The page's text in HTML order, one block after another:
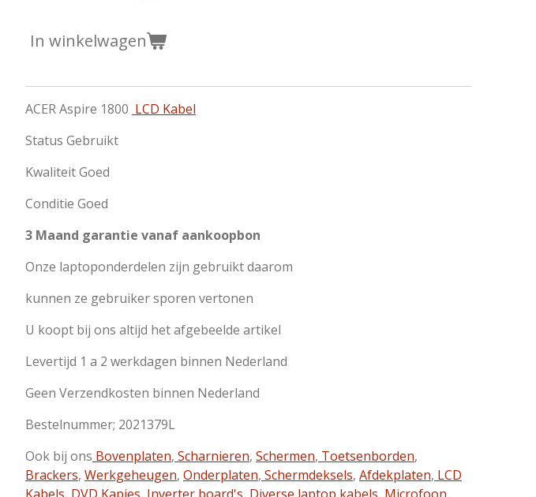
In winkelwagen
ACER Aspire 1800 LCD Kabel
Status Gebruikt
Kwaliteit Goed
Conditie Goed
3 Maand garantie vanaf aankoopbon
Onze laptoponderdelen zijn gebruikt daarom
kunnen ze gebruiker sporen vertonen
U koopt bij ons altijd het afgebeelde artikel
Levertijd 1 a 2 werkdagen binnen Nederland
Geen Verzendkosten binnen Nederland
Bestelnummer; 2021379L
Ook bij ons Bovenplaten, Scharnieren, Schermen, Toetsenborden,
Brackers, Werkgeheugen, Onderplaten, Schermdeksels, Afdekplaten, LCD